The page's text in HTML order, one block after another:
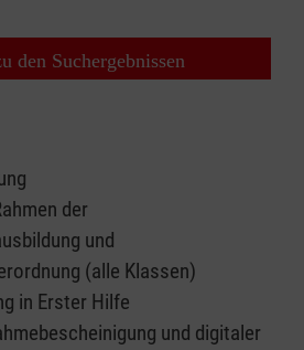
den Suchergebnissen
der
und
(alle Klassen)
in Erster Hilfe
und digitaler